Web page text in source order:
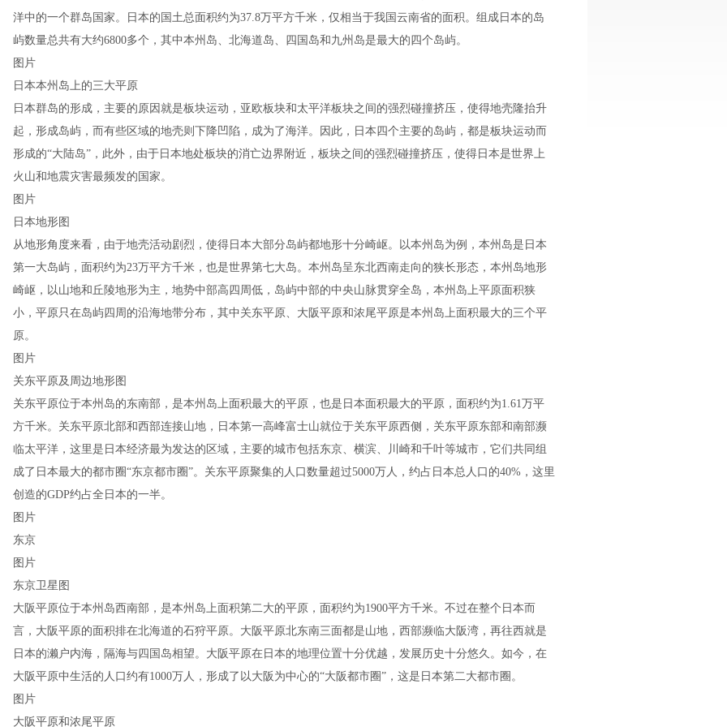
洋中的一个群岛国家。日本的国土总面积约为37.8万平方千米，仅相当于我国云南省的面积。组成日本的岛
屿数量总共有大约6800多个，其中本州岛、北海道岛、四国岛和九州岛是最大的四个岛屿。
图片
日本本州岛上的三大平原
日本群岛的形成，主要的原因就是板块运动，亚欧板块和太平洋板块之间的强烈碰撞挤压，使得地壳隆抬升
起，形成岛屿，而有些区域的地壳则下降凹陷，成为了海洋。因此，日本四个主要的岛屿，都是板块运动而
形成的“大陆岛”，此外，由于日本地处板块的消亡边界附近，板块之间的强烈碰撞挤压，使得日本是世界上
火山和地震灾害最频发的国家。
图片
日本地形图
从地形角度来看，由于地壳活动剧烈，使得日本大部分岛屿都地形十分崎岖。以本州岛为例，本州岛是日本
第一大岛屿，面积约为23万平方千米，也是世界第七大岛。本州岛呈东北西南走向的狭长形态，本州岛地形
崎岖，以山地和丘陵地形为主，地势中部高四周低，岛屿中部的中央山脉贯穿全岛，本州岛上平原面积狭
小，平原只在岛屿四周的沿海地带分布，其中关东平原、大阪平原和浓尾平原是本州岛上面积最大的三个平
原。
图片
关东平原及周边地形图
关东平原位于本州岛的东南部，是本州岛上面积最大的平原，也是日本面积最大的平原，面积约为1.61万平
方千米。关东平原北部和西部连接山地，日本第一高峰富士山就位于关东平原西侧，关东平原东部和南部濒
临太平洋，这里是日本经济最为发达的区域，主要的城市包括东京、横滨、川崎和千叶等城市，它们共同组
成了日本最大的都市圈“东京都市圈”。关东平原聚集的人口数量超过5000万人，约占日本总人口的40%，这里
创造的GDP约占全日本的一半。
图片
东京
图片
东京卫星图
大阪平原位于本州岛西南部，是本州岛上面积第二大的平原，面积约为1900平方千米。不过在整个日本而
言，大阪平原的面积排在北海道的石狩平原。大阪平原北东南三面都是山地，西部濒临大阪湾，再往西就是
日本的濑户内海，隔海与四国岛相望。大阪平原在日本的地理位置十分优越，发展历史十分悠久。如今，在
大阪平原中生活的人口约有1000万人，形成了以大阪为中心的“大阪都市圈”，这是日本第二大都市圈。
图片
大阪平原和浓尾平原